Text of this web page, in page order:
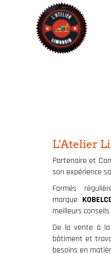
L'Atelier
Partenaire et
son expérience
Formés
marque
meilleurs
De la vente à
bâtiment et
besoins en